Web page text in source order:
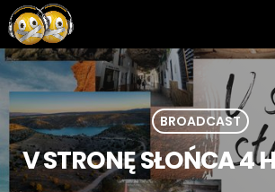
BROADCAST
V STRONĘ SŁOŃCA 4